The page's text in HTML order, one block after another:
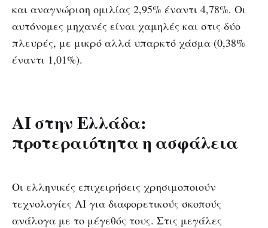
και αναγνώριση ομιλίας 2,95% έναντι 4,78%. Οι
αυτόνομες μηχανές είναι χαμηλές και στις δύο
πλευρές, με μικρό αλλά υπαρκτό χάσμα (0,38%
έναντι 1,01%).
ΑΙ στην Ελλάδα:
προτεραιότητα η ασφάλεια
Οι ελληνικές επιχειρήσεις χρησιμοποιούν
τεχνολογίες ΑΙ για διαφορετικούς σκοπούς
ανάλογα με το μέγεθός τους. Στις μεγάλες